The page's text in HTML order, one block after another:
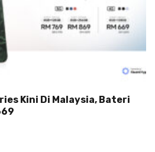
Kini Di Malaysia, Bateri